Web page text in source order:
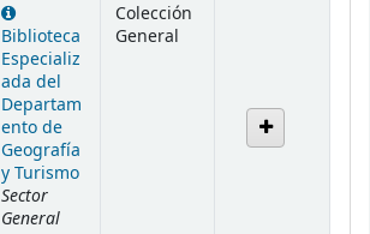
Biblioteca
Especializ
ada del
Departam
ento de
Geografía
y Turismo
Sector
General
Colección
General